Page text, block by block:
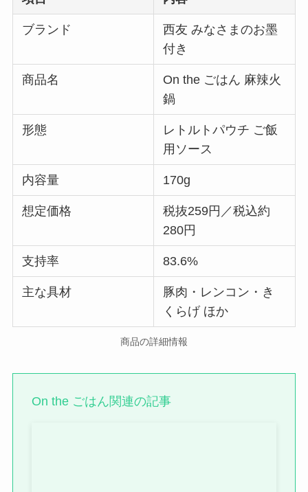
ブランド
西友 みなさまのお墨
付き
商品名
On the ごはん 麻辣火
鍋
形態
レトルトパウチ ご飯
用ソース
内容量 170g
想定価格
税抜259円／税込約
280円
支持率 83.6%
主な具材
豚肉・レンコン・き
くらげ ほか
商品の詳細情報
On the ごはん関連の記事